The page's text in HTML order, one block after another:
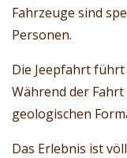
Fahrzeuge sind
Personen.
Die Jeepfahrt
Während der
geologischen
Das Erlebnis ist